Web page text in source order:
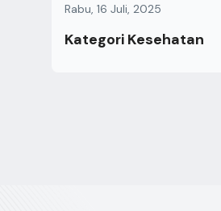
Rabu, 16 Juli, 2025
Kategori Kesehatan